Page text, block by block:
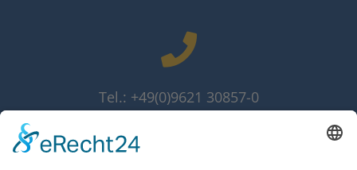
Tel.: +49(0)9621 30857-0
Fax: +49(0)9621 30857-10